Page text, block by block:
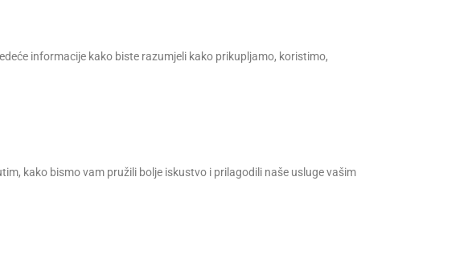
informacije kako biste razumjeli kako prikupljamo, koristimo,
kako bismo vam pružili bolje iskustvo i prilagodili naše usluge vašim